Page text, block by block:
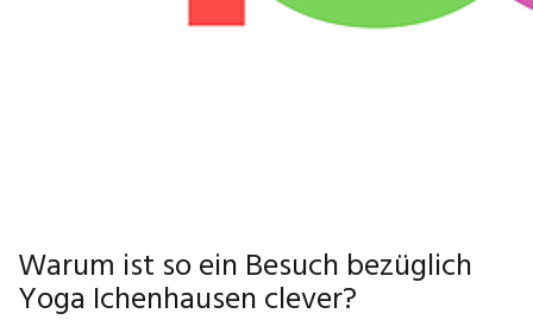
Warum ist so ein Besuch bezüglich
Yoga Ichenhausen clever?